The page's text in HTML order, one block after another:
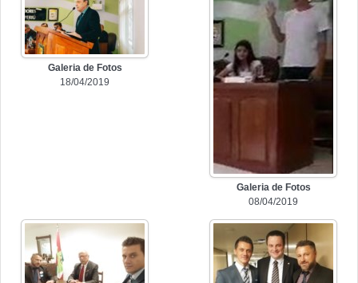
Galeria de Fotos
18/04/2019
Galeria de Fotos
08/04/2019